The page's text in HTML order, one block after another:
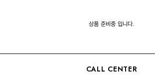
상품 준비중 입니다.
CALL CENTER